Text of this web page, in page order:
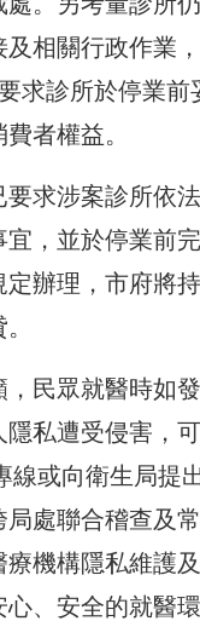
相關行政作業
求診所於停業前
者權益。
要求涉案診所依
，並於停業前
定辦理，市府將
，民眾就醫時如
隱私遭受侵害，
線或向衛生局提
處聯合稽查及
機構隱私維護
、安全的就醫環